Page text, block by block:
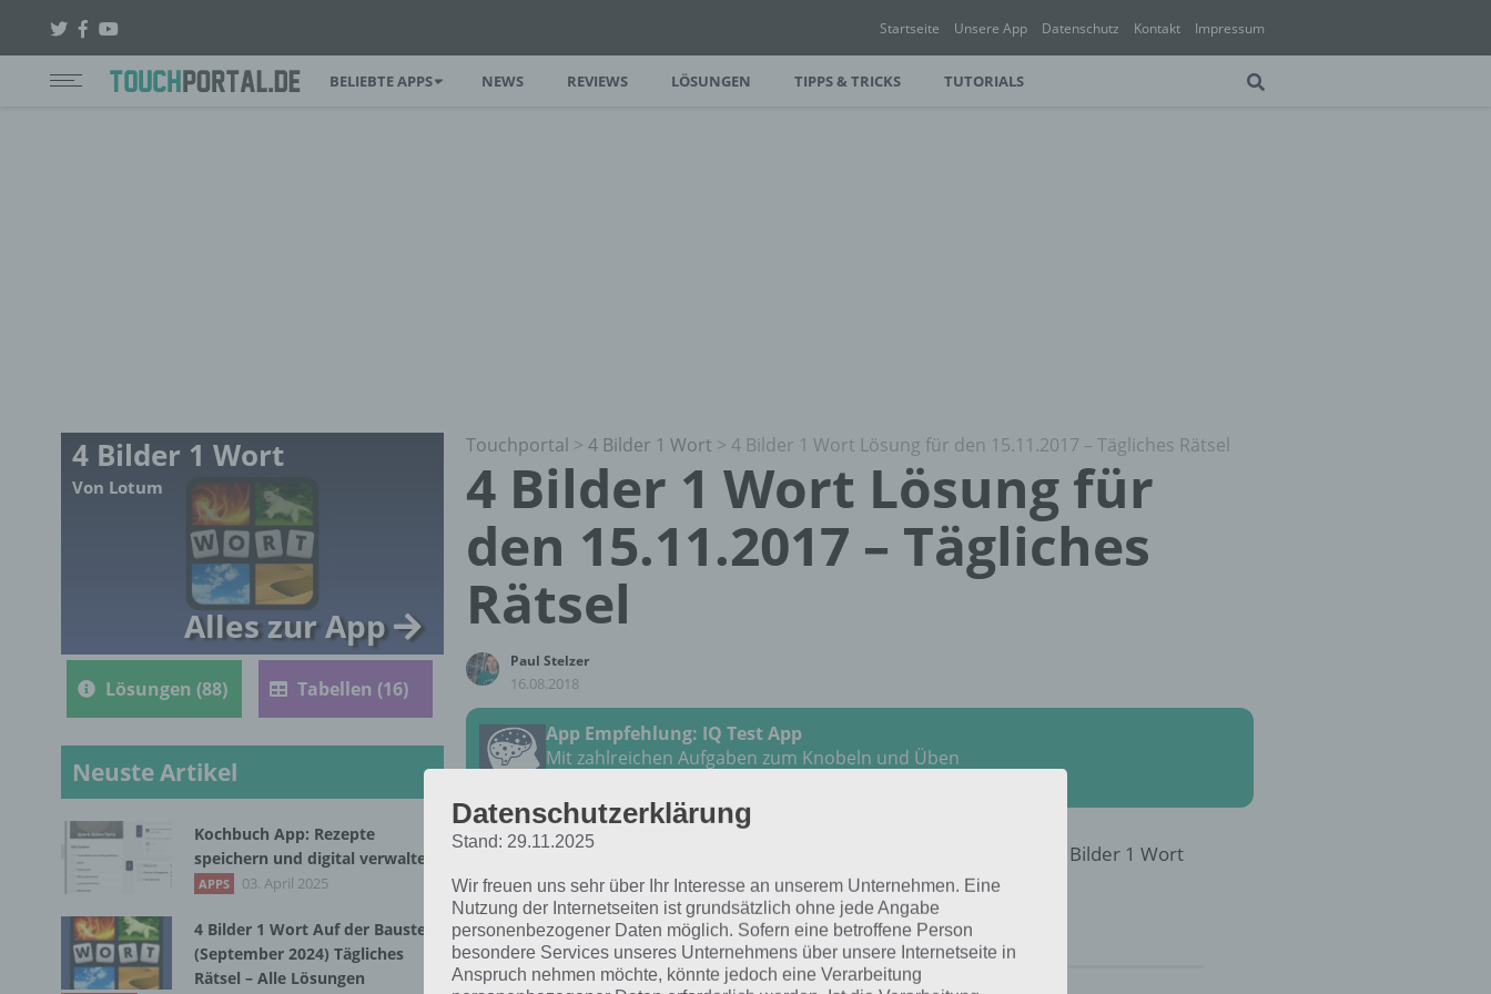
Startseite Unsere App Datenschutz Kontakt Impressum
BELIEBTE APPS NEWS REVIEWS LÖSUNGEN TIPPS & TRICKS TUTORIALS
Touchportal > 4 Bilder 1 Wort > 4 Bilder 1 Wort Lösung für den 15.11.2017 – Tägliches Rätsel
4 Bilder 1 Wort Lösung für
den 15.11.2017 – Tägliches
Rätsel
Paul Stelzer
16.08.2018
App Empfehlung: IQ Test App
Mit zahlreichen Aufgaben zum Knobeln und Üben
Die Lösung für das tägliche Rätsel zu Thailand im November 2017 in 4 Bilder 1 Wort
vom 15.11.2017 lautet:
SALBE
4 Bilder 1 Wort
Von Lotum
Alles zur App
Lösungen (88) Tabellen (16)
Neuste Artikel
Kochbuch App: Rezepte
speichern und digital verwalten
APPS 03. April 2025
4 Bilder 1 Wort Auf der Baustelle
(September 2024) Tägliches
Rätsel – Alle Lösungen
Datenschutzerklärung
Stand: 29.11.2025
Wir freuen uns sehr über Ihr Interesse an unserem Unternehmen. Eine
Nutzung der Internetseiten ist grundsätzlich ohne jede Angabe
personenbezogener Daten möglich. Sofern eine betroffene Person
besondere Services unseres Unternehmens über unsere Internetseite in
Anspruch nehmen möchte, könnte jedoch eine Verarbeitung